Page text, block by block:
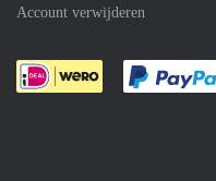
Account verwijderen